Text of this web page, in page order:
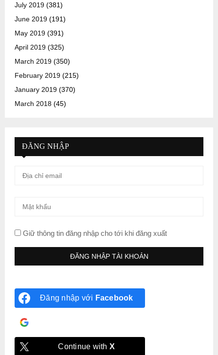
July 2019 (381)
June 2019 (191)
May 2019 (391)
April 2019 (325)
March 2019 (350)
February 2019 (215)
January 2019 (370)
March 2018 (45)
ĐĂNG NHẬP
Giữ thông tin đăng nhập cho tới khi đăng xuất
Đăng nhập với Facebook
Continue with X